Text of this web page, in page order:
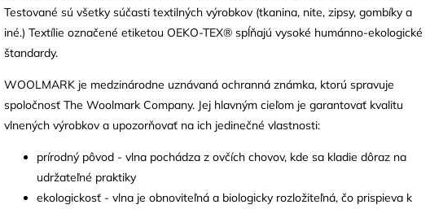
Testované sú všetky súčasti textilných výrobkov (tkanina, nite, zipsy, gombíky a
iné.) Textílie označené etiketou OEKO-TEX® spĺňajú vysoké humánno-ekologické
štandardy.
WOOLMARK je medzinárodne uznávaná ochranná známka, ktorú spravuje
spoločnosť The Woolmark Company. Jej hlavným cieľom je garantovať kvalitu
vlnených výrobkov a upozorňovať na ich jedinečné vlastnosti:
prírodný pôvod - vlna pochádza z ovčích chovov, kde sa kladie dôraz na
udržateľné praktiky
ekologickosť - vlna je obnoviteľná a biologicky rozložiteľná, čo prispieva k